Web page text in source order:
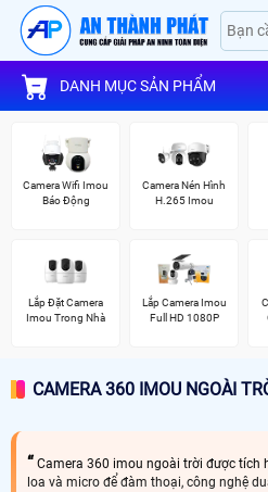
DANH MỤC SẢN PHẨM
Camera Wifi Imou
Báo Động
Camera Nén Hình
H.265 Imou
Lắp Đặt Camera
Imou Trong Nhà
Lắp Camera Imou
Full HD 1080P
CAMERA 360 IMOU NGOÀI
Camera 360 imou ngoài trời được tích
loa và micro để đàm thoại, công nghệ